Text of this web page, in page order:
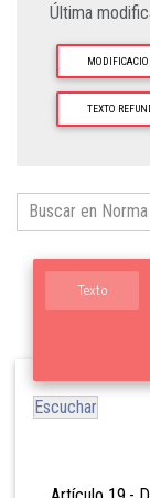
Última
TEXTO
Texto
Escuchar